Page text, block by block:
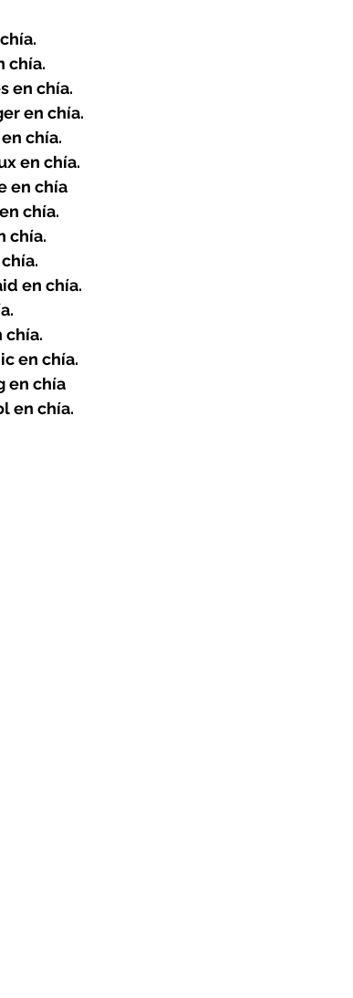
chía.
en chía.
en chía.
chía.
en chía.
en chía
chía.
chía.
en chía.
chía.
en chía.
en chía
en chía.